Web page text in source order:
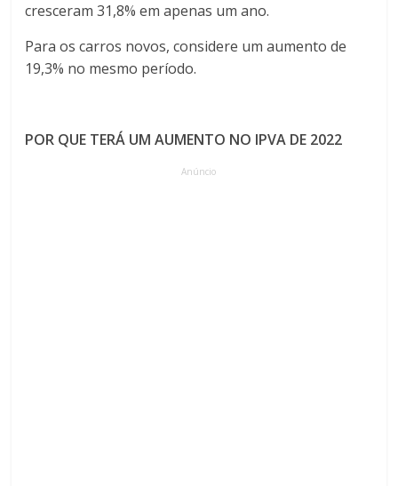
cresceram 31,8% em apenas um ano.
Para os carros novos, considere um aumento de
19,3% no mesmo período.
POR QUE TERÁ UM AUMENTO NO IPVA DE 2022
Anúncio